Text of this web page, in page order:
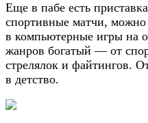
Еще в пабе есть
спортивные матчи,
в компьютерные игры на
жанров богатый — от
стрелялок и файтингов.
в детство.